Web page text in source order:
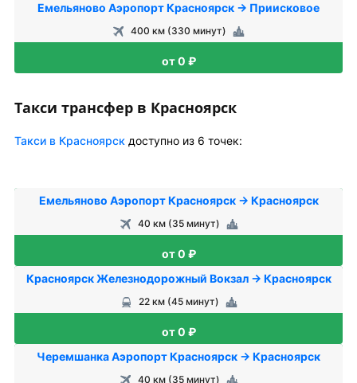
Емельяново Аэропорт Красноярск → Приисковое
400 км (330 минут)
от 0 ₽
Такси трансфер в Красноярск
Такси в Красноярск доступно из 6 точек:
Емельяново Аэропорт Красноярск → Красноярск
40 км (35 минут)
от 0 ₽
Красноярск Железнодорожный Вокзал → Красноярск
22 км (45 минут)
от 0 ₽
Черемшанка Аэропорт Красноярск → Красноярск
40 км (35 минут)